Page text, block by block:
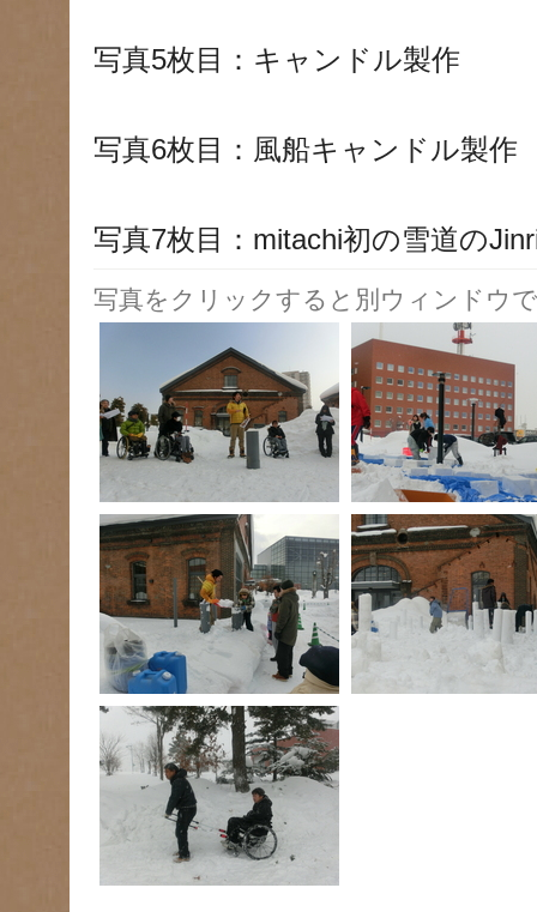
写真5枚目：キャンドル製作
写真6枚目：風船キャンドル製作
写真7枚目：mitachi初の雪道の
写真をクリックすると別ウィンドウ